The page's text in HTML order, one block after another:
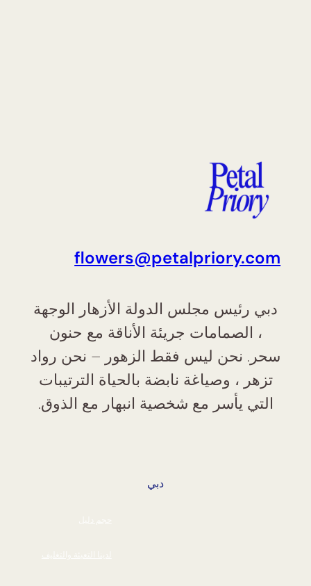
flowers@petalpriory.com
دبي رئيس مجلس الدولة الأزهار الوجهة
، الصمامات جريئة الأناقة مع حنون
سحر. نحن ليس فقط الزهور – نحن رواد
تزهر ، وصياغة نابضة بالحياة الترتيبات
التي يأسر مع شخصية انبهار مع الذوق.
دبي